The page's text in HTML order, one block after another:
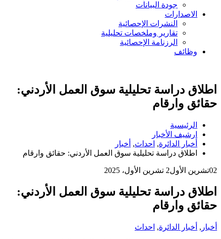
جودة البيانات
الاصدارات
النشرات الإحصائية
تقارير وملخصات تحليلية
الرزنامة الإحصائية
وظائف
اطلاق دراسة تحليلية سوق العمل الأردني:
حقائق وارقام
الرئيسية
ارشيف الأخبار
أخبار الدائرة, احداث, أخبار
اطلاق دراسة تحليلية سوق العمل الأردني: حقائق وارقام
02تشرين الأول2 تشرين الأول، 2025
اطلاق دراسة تحليلية سوق العمل الأردني:
حقائق وارقام
أخبار , أخبار الدائرة, احداث